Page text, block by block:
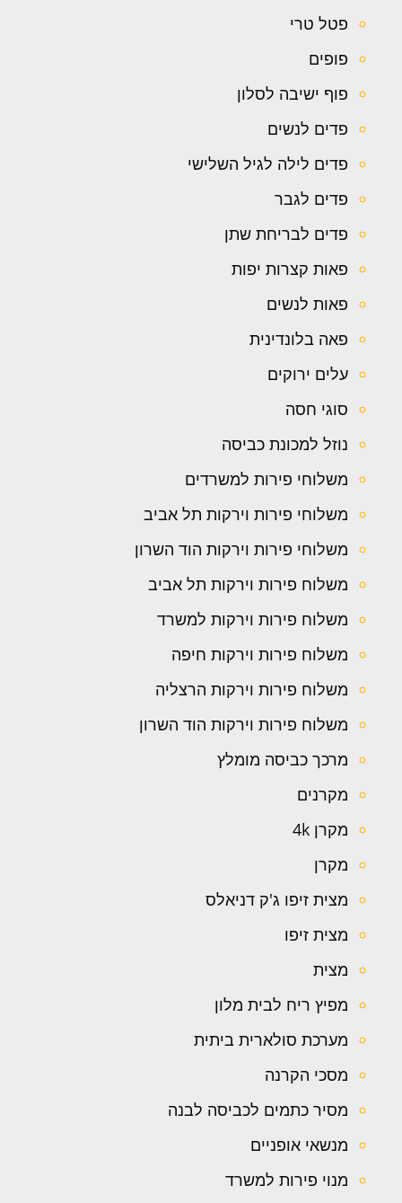
פטל טרי
פופים
פוף ישיבה לסלון
פדים לנשים
פדים לילה לגיל השלישי
פדים לגבר
פדים לבריחת שתן
פאות קצרות יפות
פאות לנשים
פאה בלונדינית
עלים ירוקים
סוגי חסה
נוזל למכונת כביסה
משלוחי פירות למשרדים
משלוחי פירות וירקות תל אביב
משלוחי פירות וירקות הוד השרון
משלוח פירות וירקות תל אביב
משלוח פירות וירקות למשרד
משלוח פירות וירקות חיפה
משלוח פירות וירקות הרצליה
משלוח פירות וירקות הוד השרון
מרכך כביסה מומלץ
מקרנים
מקרן 4k
מקרן
מצית זיפו ג'ק דניאלס
מצית זיפו
מצית
מפיץ ריח לבית מלון
מערכת סולארית ביתית
מסכי הקרנה
מסיר כתמים לכביסה לבנה
מנשאי אופניים
מנוי פירות למשרד